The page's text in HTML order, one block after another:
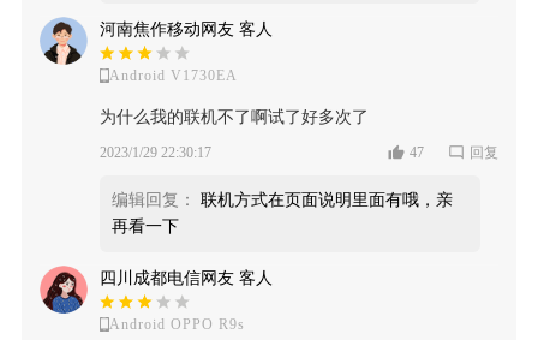
河南焦作移动网友 客人
Android V1730EA
为什么我的联机不了啊试了好多次了
2023/1/29 22:30:17 47 回复
编辑回复：
联机方式在页面说明里面有哦，亲
再看一下
四川成都电信网友 客人
Android OPPO R9s